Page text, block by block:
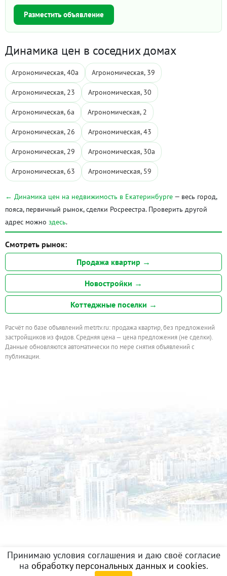
Разместить объявление
Динамика цен в соседних домах
Агрономическая, 40а Агрономическая, 39
Агрономическая, 23 Агрономическая, 30
Агрономическая, 6а Агрономическая, 2
Агрономическая, 26 Агрономическая, 43
Агрономическая, 29 Агрономическая, 30а
Агрономическая, 63 Агрономическая, 59
← Динамика цен на недвижимость в Екатеринбурге — весь город,
пояса, первичный рынок, сделки Росреестра. Проверить другой
адрес можно здесь.
Смотреть рынок:
Продажа квартир →
Новостройки →
Коттеджные поселки →
Расчёт по базе объявлений metrtv.ru: продажа квартир, без предложений
застройщиков из фидов. Средняя цена — цена предложения (не сделки).
Данные обновляются автоматически по мере снятия объявлений с
публикации.
Принимаю условия соглашения и даю своё согласие
на обработку персональных данных и cookies.